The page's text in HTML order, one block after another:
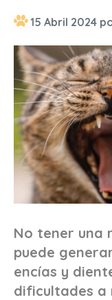
15 Abril 2024
No tener una
puede
encías y
dificultades a